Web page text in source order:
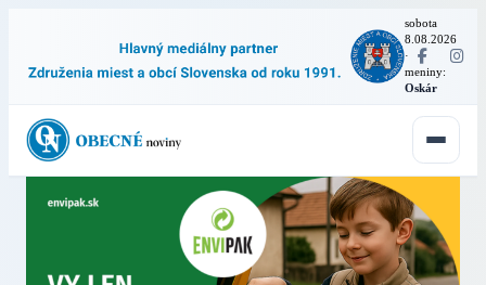
sobota
8.08.2026
·
meniny:
Oskár